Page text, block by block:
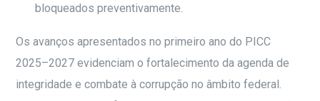
bloqueados preventivamente.
Os avanços apresentados no primeiro ano do PICC
2025–2027 evidenciam o fortalecimento da agenda de
integridade e combate à corrupção no âmbito federal.